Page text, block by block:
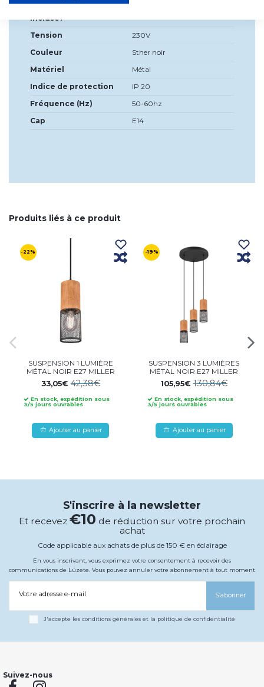
incluse?
Tension
230V
Couleur
Sther noir
Matériel
Métal
Indice de protection
IP 20
Fréquence (Hz)
50-60hz
Cap
E14
Produits liés à ce produit
-22%
SUSPENSION 1 LUMIÈRE
MÉTAL NOIR E27 MILLER
33,05€42,38€
En stock, expédition sous
3/5 jours ouvrables
Ajouter au panier
-19%
SUSPENSION 3 LUMIÈRES
MÉTAL NOIR E27 MILLER
105,95€ 130,84€
En stock, expédition sous
3/5 jours ouvrables
Ajouter au panier
S'inscrire à la newsletter
Et recevez €10 de réduction sur votre prochain
achat
Code applicable aux achats de plus de 150 € en éclairage
En vous inscrivant, vous exprimez votre consentement à recevoir des
communications de Lúzete. Vous pouvez annuler votre abonnement à tout moment
Votre adresse e-mail S’abonner
J'accepte les conditions générales et la politique de confidentialité
Suivez-nous